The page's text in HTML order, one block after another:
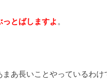
っとばしますよ 。
あ長いことやっているわけ